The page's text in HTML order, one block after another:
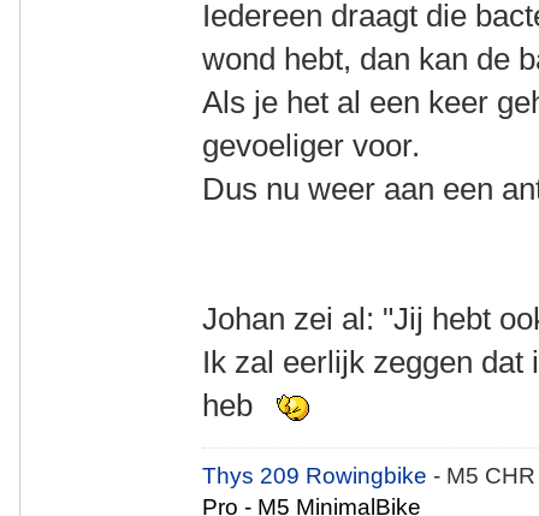
Iedereen draagt die
wond hebt, dan kan de
Als je het al een keer
gevoeliger voor.
Dus nu weer aan een
Johan zei al: "Jij hebt
Ik zal eerlijk zeggen
heb
Thys 209 Rowingbike- M5
Pro - M5 MinimalBike